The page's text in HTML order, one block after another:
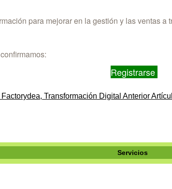
para mejorar en la gestión y las ventas a
Registrarse
Transformación Digital Anterior
Servicios